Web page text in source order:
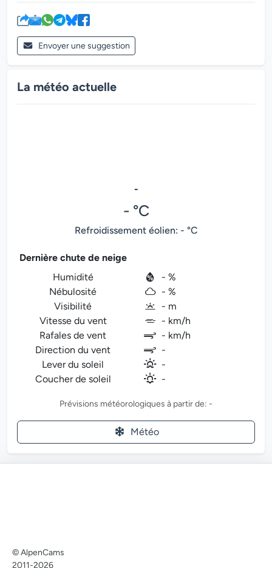
Envoyer une suggestion
La météo actuelle
-
- °C
Refroidissement éolien: - °C
Dernière chute de neige
Humidité
- %
Nébulosité
- %
Visibilité
- m
Vitesse du vent
- km/h
Rafales de vent
- km/h
Direction du vent
-
Lever du soleil
-
Coucher de soleil
-
Prévisions météorologiques à partir de: -
Météo
© AlpenCams
2011-2026